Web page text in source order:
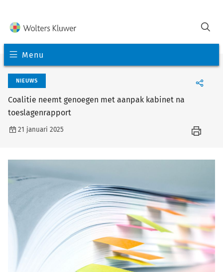
Menu
NIEUWS
Coalitie neemt genoegen met aanpak kabinet na
toeslagenrapport
21 januari 2025